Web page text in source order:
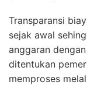
Transparansi
sejak awal
anggaran
ditentukan
memproses